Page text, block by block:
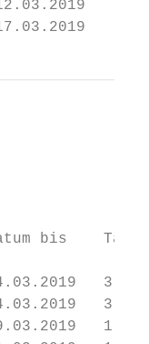
12.03.2019
Datum bis
3
1